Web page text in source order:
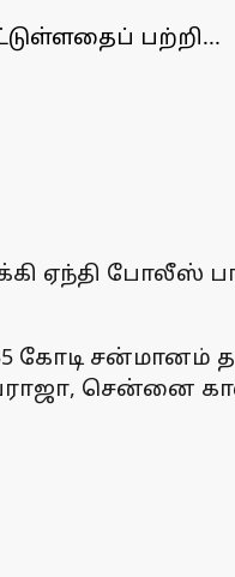
பற்றி...
ஏந்தி போலீஸ்
கோடி சன்மானம்
சென்னை